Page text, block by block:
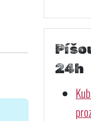
24h